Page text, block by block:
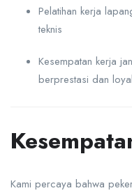
Pelatihan kerja
teknis
Kesempatan kerja
berprestasi dan loyal
Kami percaya bahwa